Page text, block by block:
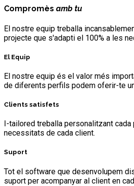
Compromès amb tu
El nostre equip treballa
projecte que s'adapti el 100% a les
El Equip
El nostre equip és el valor més
de diferents perfils podem oferir-te
Clients satisfets
I-tailored treballa personalitzant
necessitats de cada client.
Suport
Tot el software que desenvolupem
suport per acompanyar al client en